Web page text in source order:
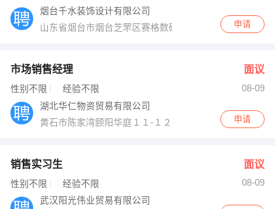
烟台千水装饰设计有限公司
山东省烟台市烟台芝罘区赛格数码城1507室通汇大酒店
申请
市场销售经理 面议
性别不限 经验不限
08-09
湖北华仁物资贸易有限公司
黄石市陈家湾颐阳华庭１１-１２号
申请
销售实习生 面议
性别不限 经验不限
08-09
武汉阳光伟业贸易有限公司